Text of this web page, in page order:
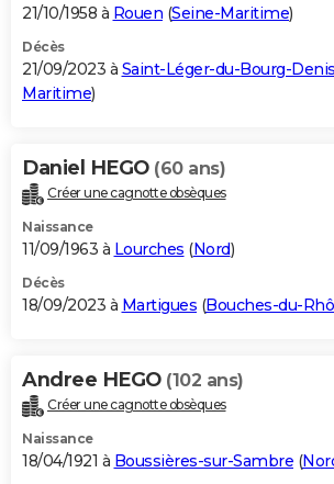
21/10/1958 à Rouen (Seine-Maritime)
Décès
21/09/2023 à Saint-Léger-du-Bourg-Denis
Maritime)
Daniel HEGO (60 ans)
Créer une cagnotte obsèques
Naissance
11/09/1963 à Lourches (Nord)
Décès
18/09/2023 à Martigues (Bouches-du-
Andree HEGO (102 ans)
Créer une cagnotte obsèques
Naissance
18/04/1921 à Boussières-sur-Sambre (